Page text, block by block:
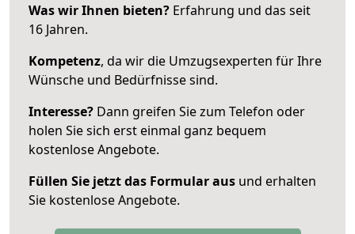
Was wir Ihnen bieten? Erfahrung und das seit
16 Jahren.
Kompetenz, da wir die Umzugsexperten für Ihre
Wünsche und Bedürfnisse sind.
Interesse? Dann greifen Sie zum Telefon oder
holen Sie sich erst einmal ganz bequem
kostenlose Angebote.
Füllen Sie jetzt das Formular aus und erhalten
Sie kostenlose Angebote.